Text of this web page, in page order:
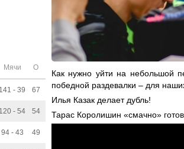
Мячи О
141 - 39 67
120 - 54 54
94 - 43 49
Как нужно уйти на небольшой
победной раздевалки – для
Илья Казак делает дубль!
Тарас Королишин «смачно»